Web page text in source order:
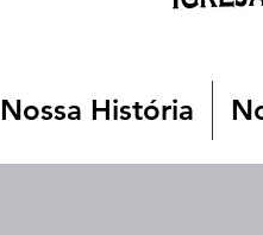
Nossa História